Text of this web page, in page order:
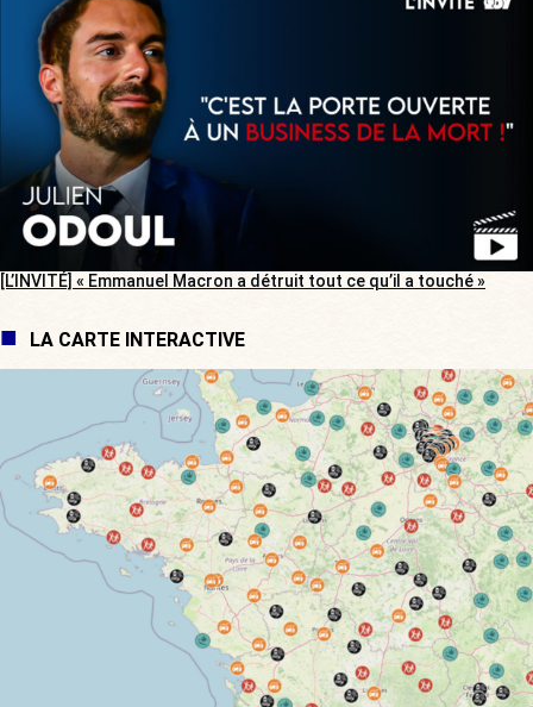
[L’INVITÉ] « Emmanuel Macron a détruit tout ce qu’il a touché »
LA CARTE INTERACTIVE